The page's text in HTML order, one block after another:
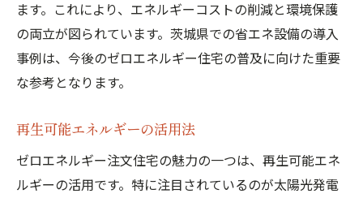
ます。これにより、エネルギーコストの削減と環境保護
の両立が図られています。茨城県での省エネ設備の導入
事例は、今後のゼロエネルギー住宅の普及に向けた重要
な参考となります。
再生可能エネルギーの活用法
ゼロエネルギー注文住宅の魅力の一つは、再生可能エネ
ルギーの活用です。特に注目されているのが太陽光発電